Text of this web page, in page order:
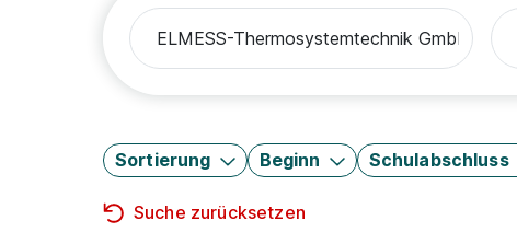
Sortierung Beginn Schulabschluss
Suche zurücksetzen